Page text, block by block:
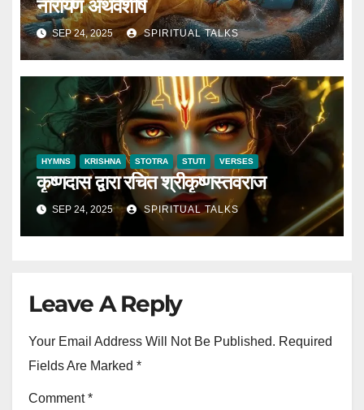
नारायण अथर्वशीर्ष
SEP 24, 2025 SPIRITUAL TALKS
HYMNS KRISHNA STOTRA STUTI VERSES
कृष्णदास द्वारा रचित श्रीकृष्णस्तवराज
SEP 24, 2025 SPIRITUAL TALKS
Leave A Reply
Your Email Address Will Not Be Published. Required
Fields Are Marked *
Comment*